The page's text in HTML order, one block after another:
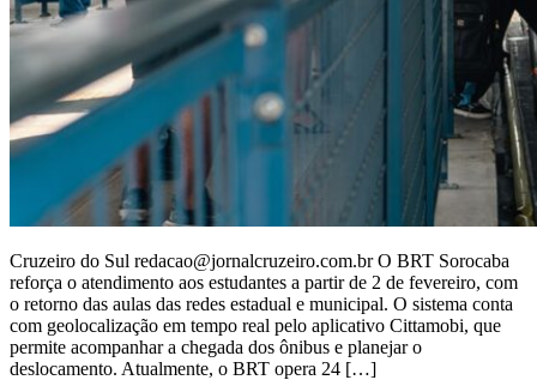
Cruzeiro do Sul redacao@jornalcruzeiro.com.br O BRT Sorocaba
reforça o atendimento aos estudantes a partir de 2 de fevereiro, com
o retorno das aulas das redes estadual e municipal. O sistema conta
com geolocalização em tempo real pelo aplicativo Cittamobi, que
permite acompanhar a chegada dos ônibus e planejar o
deslocamento. Atualmente, o BRT opera 24 […]